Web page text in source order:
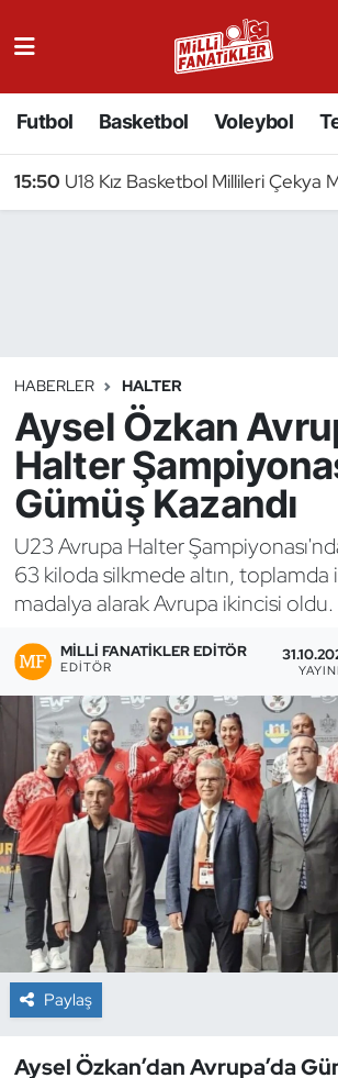
Futbol Basketbol Voleybol
15:50 U18 Kız Basketbol Millileri Çekya
HABERLER HALTER
Aysel Özkan
Halter
Gümüş Kazandı
U23 Avrupa Halter
63 kiloda silkmede altın, toplamda
madalya alarak Avrupa ikincisi oldu.
MILLI FANATIKLER EDITÖR
EDITÖR
Paylaş
Aysel Özkan’dan Avrupa’da
Badminton
Binicilik
Bisiklet
Bocce Bowling Dart
Boks
Briç
Buz Hokeyi
Buz Pateni
Çim Hokeyi
Cimnastik
Curling
Dağcılık